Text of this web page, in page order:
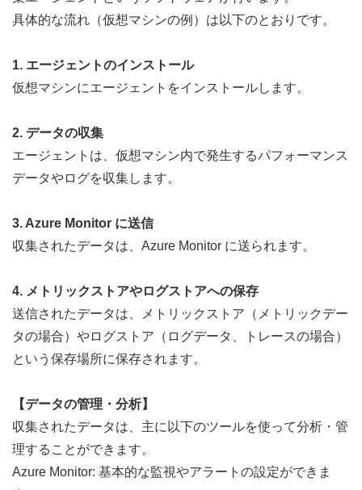
具体的な流れ（仮想マシンの例）は以下のとおりです。
1. エージェントのインストール
仮想マシンにエージェントをインストールします。
2. データの収集
エージェントは、仮想マシン内で発生するパフォーマンス
データやログを収集します。
3. Azure Monitor に送信
収集されたデータは、Azure Monitor に送られます。
4. メトリックストアやログストアへの保存
送信されたデータは、メトリックストア（メトリックデー
タの場合）やログストア（ログデータ、トレースの場合）
という保存場所に保存されます。
【データの管理・分析】
収集されたデータは、主に以下のツールを使って分析・管
理することができます。
Azure Monitor: 基本的な監視やアラートの設定ができま